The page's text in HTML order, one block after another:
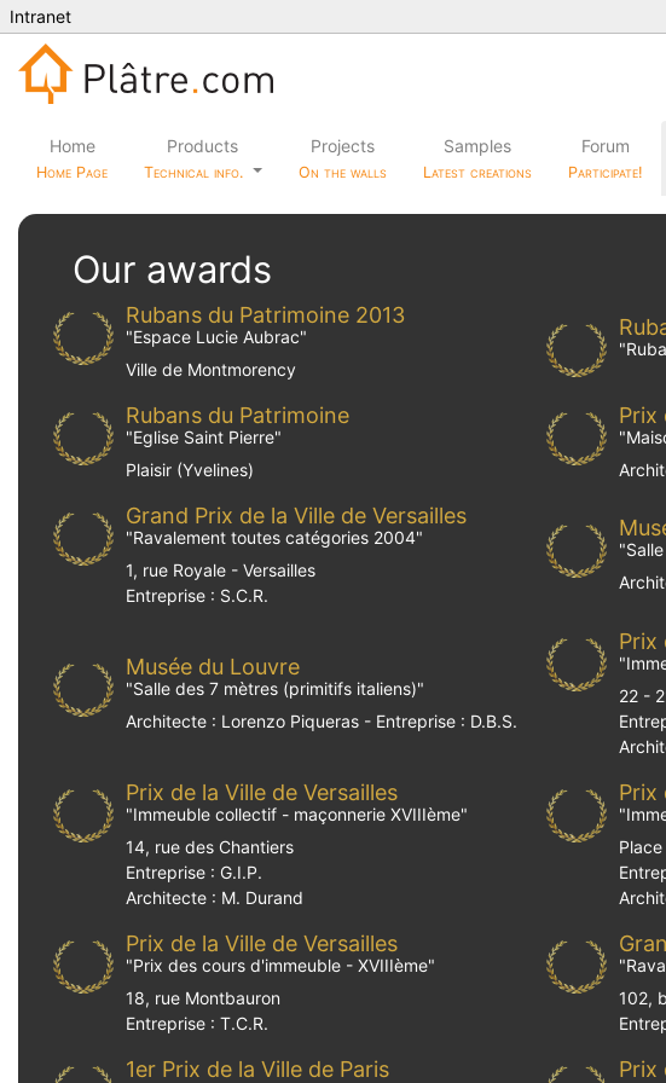
Intranet
Home
Home Page
Products
Technical info.
Projects
On the walls
Samples
Latest creations
Forum
Participate!
Our awards
Rubans du Patrimoine 2013
"Espace Lucie Aubrac"
Ville de Montmorency
"
Rubans du Patrimoine
"Eglise Saint Pierre"
Plaisir (Yvelines)
Prix
"
Grand Prix de la Ville de Versailles
"Ravalement toutes catégories 2004"
1, rue Royale - Versailles
Entreprise : S.C.R.
"
Musée du Louvre
"Salle des 7 mètres (primitifs italiens)"
Architecte : Lorenzo Piqueras - Entreprise : D.B.S.
Prix
"
22 -
Prix de la Ville de Versailles
"Immeuble collectif - maçonnerie XVIIIème"
14, rue des Chantiers
Entreprise : G.I.P.
Architecte : M. Durand
Prix
"
Prix de la Ville de Versailles
"Prix des cours d'immeuble - XVIIIème"
18, rue Montbauron
Entreprise : T.C.R.
"
102,
1er Prix de la Ville de Paris Prix